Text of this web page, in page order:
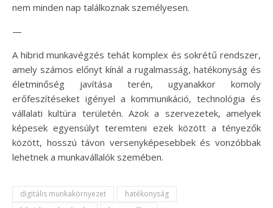
nem minden nap találkoznak személyesen.
—
A hibrid munkavégzés tehát komplex és sokrétű rendszer,
amely számos előnyt kínál a rugalmasság, hatékonyság és
életminőség javítása terén, ugyanakkor komoly
erőfeszítéseket igényel a kommunikáció, technológia és
vállalati kultúra területén. Azok a szervezetek, amelyek
képesek egyensúlyt teremteni ezek között a tényezők
között, hosszú távon versenyképesebbek és vonzóbbak
lehetnek a munkavállalók szemében.
digitális munkakörnyezet
hatékonyság